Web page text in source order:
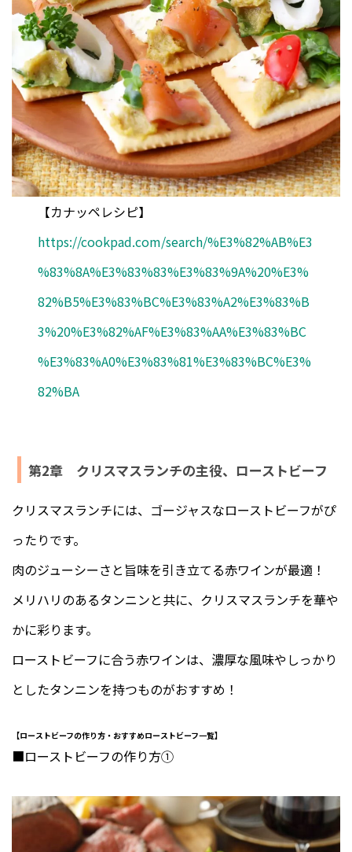
【カナッペレシピ】
https://cookpad.com/search/%E3%82%AB%E3
%83%8A%E3%83%83%E3%83%9A%20%E3%
82%B5%E3%83%BC%E3%83%A2%E3%83%B
3%20%E3%82%AF%E3%83%AA%E3%83%BC
%E3%83%A0%E3%83%81%E3%83%BC%E3%
82%BA
第2章 クリスマスランチの主役、ローストビーフ
クリスマスランチには、ゴージャスなローストビーフがぴ
ったりです。
肉のジューシーさと旨味を引き立てる赤ワインが最適！
メリハリのあるタンニンと共に、クリスマスランチを華や
かに彩ります。
ローストビーフに合う赤ワインは、濃厚な風味やしっかり
としたタンニンを持つものがおすすめ！
【ローストビーフの作り方・おすすめローストビーフ一覧】
■ローストビーフの作り方①